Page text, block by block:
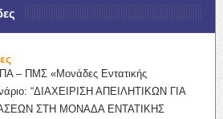
– ΠΜΣ «Μονάδες Εντατικής
“ΔΙΑΧΕΙΡΙΣΗ ΑΠΕΙΛΗΤΙΚΩΝ ΓΙΑ
ΣΤΗ ΜΟΝΑΔΑ ΕΝΤΑΤΙΚΗΣ